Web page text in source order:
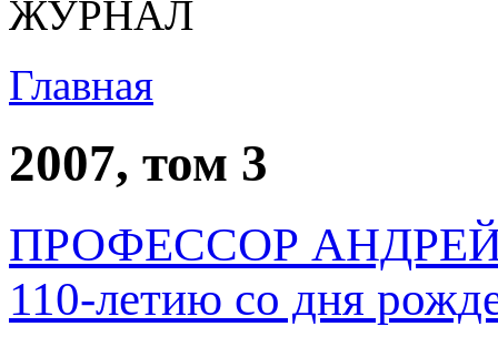
Главная
2007, том 3
ПРОФЕССОР
110-летию со дня